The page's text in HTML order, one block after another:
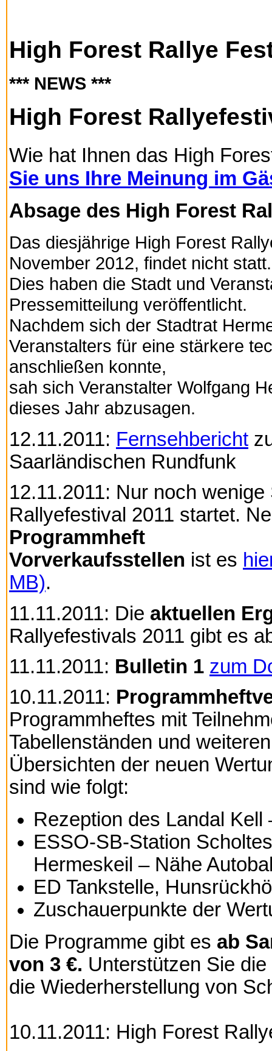
High Forest Rallye
*** NEWS ***
High Forest
Wie hat Ihnen das High
Sie uns Ihre Meinung im
Absage des High Forest
Das diesjährige High Forest
November 2012, findet nicht statt.
Dies haben die Stadt und
Pressemitteilung veröffentlicht.
Nachdem sich der Stadtrat
Veranstalters für eine stärkere
anschließen konnte,
sah sich Veranstalter Wolfgang
dieses Jahr abzusagen.
12.11.2011: Fernsehbericht
Saarländischen Rundfunk
12.11.2011: Nur noch
Rallyefestival 2011 startet.
Programmheft
Vorverkaufsstellen ist es
MB).
11.11.2011: Die aktuellen
Rallyefestivals 2011 gibt es
11.11.2011: Bulletin 1 zum
10.11.2011:
Programmheftes mit
Tabellenständen und
Übersichten der neuen
sind wie folgt:
Rezeption des Landal
ESSO-SB-Station
Hermeskeil – Nähe
ED Tankstelle,
Zuschauerpunkte der
Die Programme gibt es ab
von 3 €. Unterstützen Sie
die Wiederherstellung von
10.11.2011: High Forest